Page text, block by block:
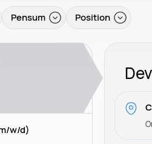
Pensum Position
w/d)